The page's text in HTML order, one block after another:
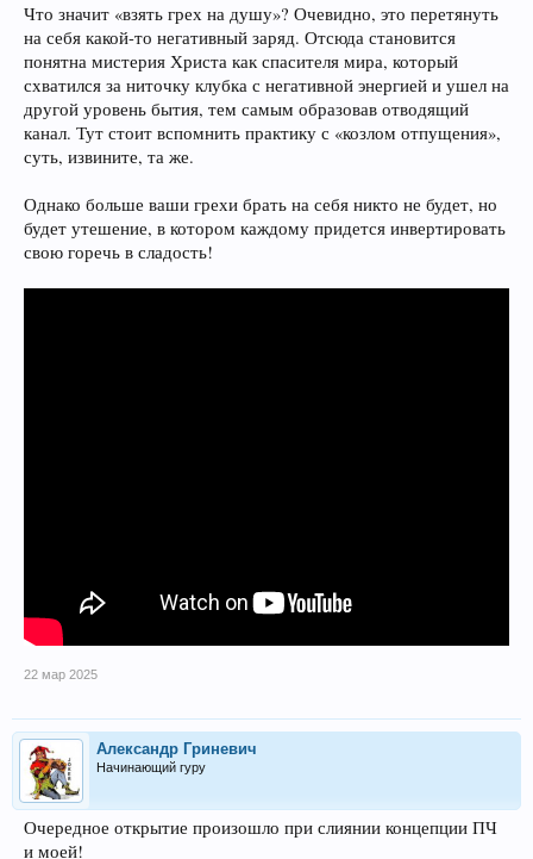
Что значит «взять грех на душу»? Очевидно, это перетянуть
на себя какой-то негативный заряд. Отсюда становится
понятна мистерия Христа как спасителя мира, который
схватился за ниточку клубка с негативной энергией и ушел на
другой уровень бытия, тем самым образовав отводящий
канал. Тут стоит вспомнить практику с «козлом отпущения»,
суть, извините, та же.
Однако больше ваши грехи брать на себя никто не будет, но
будет утешение, в котором каждому придется инвертировать
свою горечь в сладость!
22 мар 2025
Александр Гриневич
Начинающий гуру
Очередное открытие произошло при слиянии концепции ПЧ
и моей!